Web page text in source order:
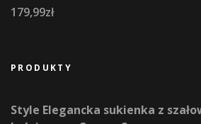
179,99zł
PRODUKTY
Style Elegancka sukienka z